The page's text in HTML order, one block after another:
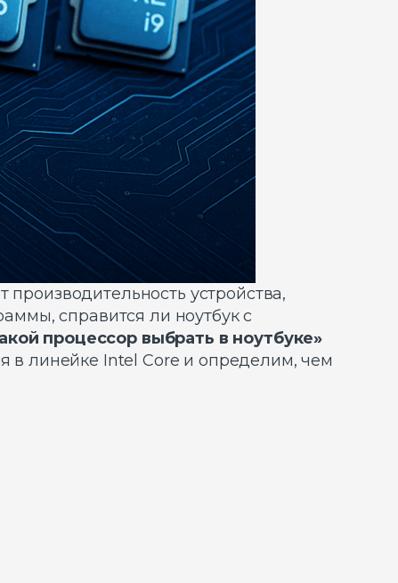
устройства,
справится ли ноутбук с
процессор выбрать в ноутбуке»
в линейке Intel Core и определим, чем